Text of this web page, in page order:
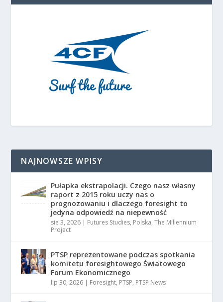
NAJNOWSZE WPISY
Pułapka ekstrapolacji. Czego nasz własny
raport z 2015 roku uczy nas o
prognozowaniu i dlaczego foresight to
jedyna odpowiedź na niepewność
sie 3, 2026 | Futures Studies, Polska,The Millennium
Project
PTSP reprezentowane podczas spotkania
komitetu foresightowego Światowego
Forum Ekonomicznego
lip 30, 2026 | Foresight, PTSP, PTSP News